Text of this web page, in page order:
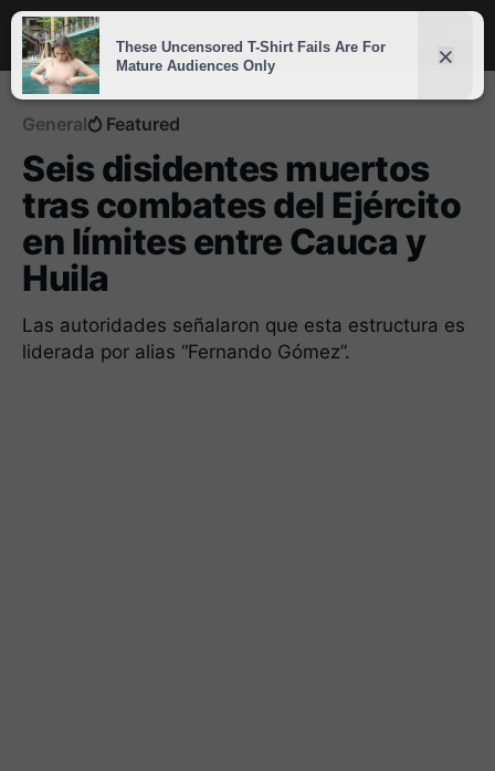
General Featured
Seis disidentes muertos
tras combates del Ejército
en límites entre Cauca y
Huila
Las autoridades señalaron que esta estructura es
liderada por alias “Fernando Gómez”.